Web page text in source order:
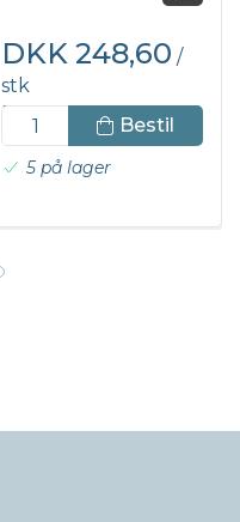
DKK 248,60 /
stk
DKK 310,75 inkl. moms
Bestil
5 på lager